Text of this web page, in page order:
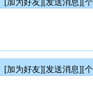
[加为好友][发送消息][
[加为好友][发送消息][